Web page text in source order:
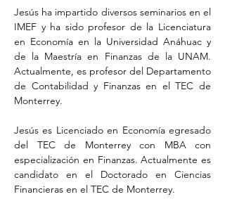
Jesús ha impartido diversos seminarios en el
IMEF y ha sido profesor de la Licenciatura
en Economía en la Universidad Anáhuac y
de la Maestría en Finanzas de la UNAM.
Actualmente, es profesor del Departamento
de Contabilidad y Finanzas en el TEC de
Monterrey.
Jesús es Licenciado en Economía egresado
del TEC de Monterrey con MBA con
especialización en Finanzas. Actualmente es
candidato en el Doctorado en Ciencias
Financieras en el TEC de Monterrey.